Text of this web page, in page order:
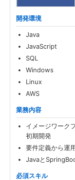
開発環境
Java
JavaScript
SQL
Windows
Linux
AWS
業務内容
イメージワーク
初期開発
要件定義から運
Javaと
必須スキル